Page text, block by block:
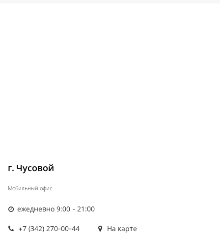
г. Чусовой
Мобильный офис
ежедневно 9:00 - 21:00
+7 (342) 270-00-44 На карте